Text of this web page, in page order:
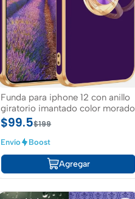
Funda para iphone 12 con anillo
giratorio imantado color morado
$99.5$199
Envío Boost
Agregar